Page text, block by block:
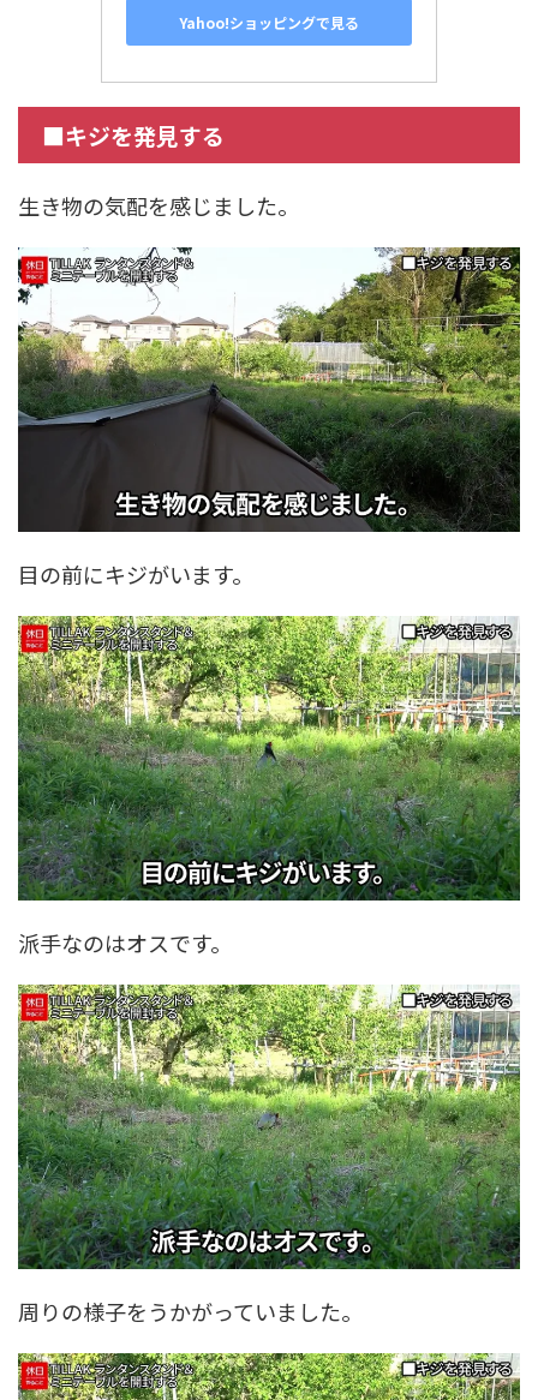
Yahoo!ショッピングで見る
■キジを発見する
生き物の気配を感じました。
目の前にキジがいます。
派手なのはオスです。
周りの様子をうかがっていました。